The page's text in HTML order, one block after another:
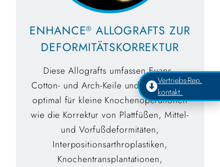
Vertriebs-Rep.
kontakt.
ENHANCE® ALLOGRAFTS ZUR
DEFORMITÄTSKORREKTUR
Diese Allografts umfassen Evans-,
Cotton- und Arch-Keile und eignen sich
optimal für kleine Knochenoperationen
wie die Korrektur von Plattfüßen, Mittel-
und Vorfußdeformitäten,
Interpositionsarthroplastiken,
Knochentransplantationen,